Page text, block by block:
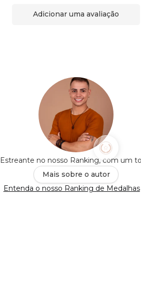
Adicionar uma avaliação
no nosso Ranking, com um
Mais sobre o autor
Entenda o nosso Ranking de Medalhas